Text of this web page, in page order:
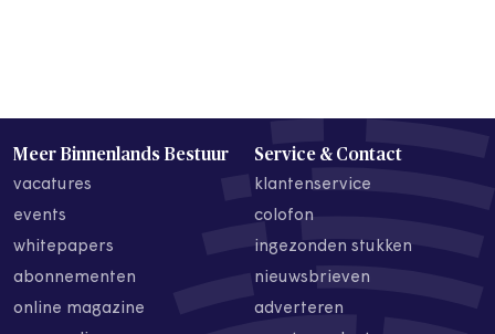
Meer Binnenlands Bestuur
vacatures
events
whitepapers
abonnementen
online magazine
Service & Contact
klantenservice
colofon
ingezonden stukken
nieuwsbrieven
adverteren